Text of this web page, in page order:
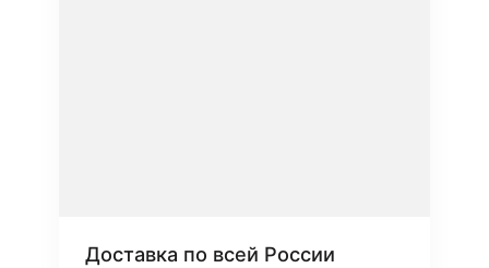
Доставка по всей России